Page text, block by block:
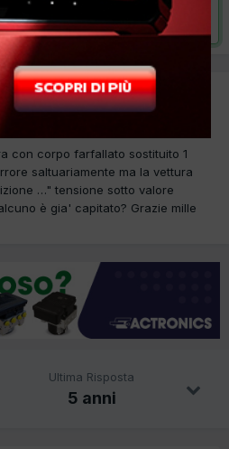
14 Dicembre 2020
con corpo farfallato sostituito 1
saltuariamente ma la vettura
…" tensione sotto valore
è gia' capitato? Grazie mille
Ultima Risposta
5 anni